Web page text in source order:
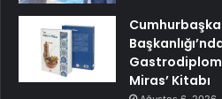
Miras’ Kitabı